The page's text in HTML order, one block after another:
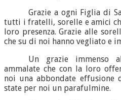
Grazie a ogni Figlia di
tutti i fratelli, sorelle e amici
loro presenza. Grazie alle
che su di noi hanno vegliato e
Un grazie immenso
ammalate che con la loro
noi una abbondate effusione
state per noi un parafulmine.